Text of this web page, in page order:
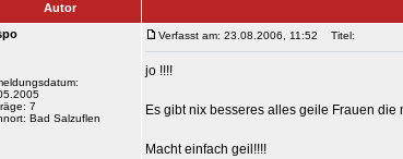
Autor
7
Bad Salzuflen
Verfasst am: 23.08.2006, 11:52 Titel:
jo !!!!
Es gibt nix besseres alles geile Frauen
Macht einfach geil!!!!